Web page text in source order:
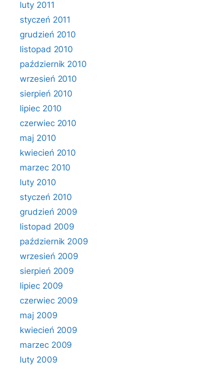
luty 2011
styczeń 2011
grudzień 2010
listopad 2010
październik 2010
wrzesień 2010
sierpień 2010
lipiec 2010
czerwiec 2010
maj 2010
kwiecień 2010
marzec 2010
luty 2010
styczeń 2010
grudzień 2009
listopad 2009
październik 2009
wrzesień 2009
sierpień 2009
lipiec 2009
czerwiec 2009
maj 2009
kwiecień 2009
marzec 2009
luty 2009